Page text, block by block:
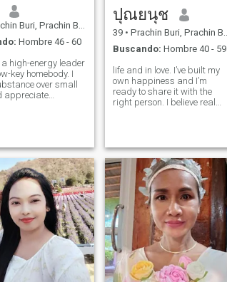
Buri, Prachin Buri, Tailandia
Hombre 46 - 60
a high-energy leader
key homebody. I
over small
appreciate
ปุณยนุช
39 • Prachin Buri, Prachin Buri, Tailandia
Buscando: Hombre 40 - 59
life and in love. I’ve built my
own happiness and I’m
ready to share it with the
right person. I believe real
loves